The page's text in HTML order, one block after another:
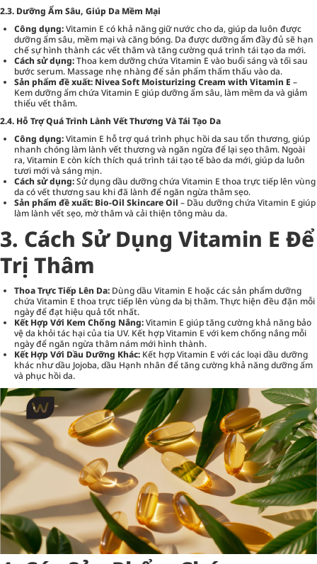
2.3. Dưỡng Ẩm Sâu, Giúp Da Mềm Mại
Công dụng:Vitamin E có khả năng giữ nước cho da, giúp da luôn được
dưỡng ẩm sâu, mềm mại và căng bóng. Da được dưỡng ẩm đầy đủ sẽ hạn
chế sự hình thành các vết thâm và tăng cường quá trình tái tạo da mới.
Cách sử dụng:Thoa kem dưỡng chứa Vitamin E vào buổi sáng và tối sau
bước serum. Massage nhẹ nhàng để sản phẩm thẩm thấu vào da.
Sản phẩm đề xuất: Nivea Soft Moisturizing Cream with Vitamin E –
Kem dưỡng ẩm chứa Vitamin E giúp dưỡng ẩm sâu, làm mềm da và giảm
thiểu vết thâm.
2.4. Hỗ Trợ Quá Trình Lành Vết Thương Và Tái Tạo Da
Công dụng:Vitamin E hỗ trợ quá trình phục hồi da sau tổn thương, giúp
nhanh chóng làm lành vết thương và ngăn ngừa để lại sẹo thâm. Ngoài
ra, Vitamin E còn kích thích quá trình tái tạo tế bào da mới, giúp da luôn
tươi mới và sáng mịn.
Cách sử dụng:Sử dụng dầu dưỡng chứa Vitamin E thoa trực tiếp lên vùng
da có vết thương sau khi đã lành để ngăn ngừa thâm sẹo.
Sản phẩm đề xuất: Bio-Oil Skincare Oil – Dầu dưỡng chứa Vitamin E giúp
làm lành vết sẹo, mờ thâm và cải thiện tông màu da.
3. Cách Sử Dụng Vitamin E Để
Trị Thâm
Thoa Trực Tiếp Lên Da: Dùng dầu Vitamin E hoặc các sản phẩm dưỡng
chứa Vitamin E thoa trực tiếp lên vùng da bị thâm. Thực hiện đều đặn mỗi
ngày để đạt hiệu quả tốt nhất.
Kết Hợp Với Kem Chống Nắng:Vitamin E giúp tăng cường khả năng bảo
vệ da khỏi tác hại của tia UV. Kết hợp Vitamin E với kem chống nắng mỗi
ngày để ngăn ngừa thâm nám mới hình thành.
Kết Hợp Với Dầu Dưỡng Khác: Kết hợp Vitamin E với các loại dầu dưỡng
khác như dầu Jojoba, dầu Hạnh nhân để tăng cường khả năng dưỡng ẩm
và phục hồi da.